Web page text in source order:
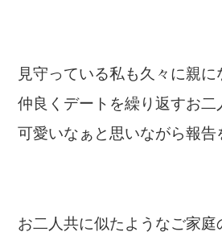
見守っている私も久々に親に
仲良くデートを繰り返すお二
可愛いなぁと思いながら報告
お二人共に似たようなご家庭